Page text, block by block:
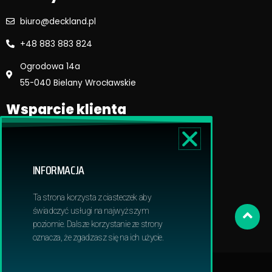
biuro@deckland.pl
+48 883 883 824
Ogrodowa 14a
55-040 Bielany Wrocławskie
Wsparcie klienta
Dostawa i płatność
Obowiązek informacyjny RODO
INFORMACJA
Ta strona korzysta z ciasteczek aby
świadczyć usługi na najwyższym
poziomie. Dalsze korzystanie ze strony
oznacza, że zgadzasz się na ich użycie.